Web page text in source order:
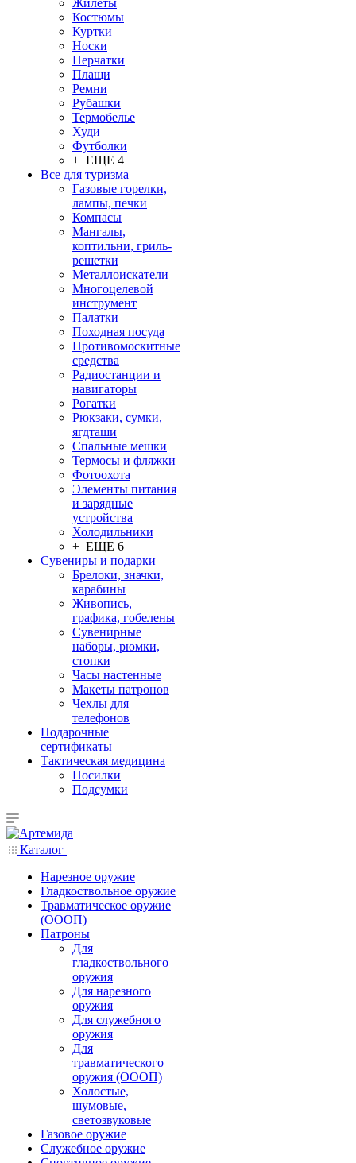
Жилеты
Костюмы
Куртки
Носки
Перчатки
Плащи
Ремни
Рубашки
Термобелье
Худи
Футболки
+ ЕЩЕ 4
Все для туризма
Газовые горелки,
лампы, печки
Компасы
Мангалы,
коптильни, гриль-
решетки
Металлоискатели
Многоцелевой
инструмент
Палатки
Походная посуда
Противомоскитные
средства
Радиостанции и
навигаторы
Рогатки
Рюкзаки, сумки,
ягдташи
Спальные мешки
Термосы и фляжки
Фотоохота
Элементы питания
и зарядные
устройства
Холодильники
+ ЕЩЕ 6
Сувениры и подарки
Брелоки, значки,
карабины
Живопись,
графика, гобелены
Сувенирные
наборы, рюмки,
стопки
Часы настенные
Макеты патронов
Чехлы для
телефонов
Подарочные
сертификаты
Тактическая медицина
Носилки
Подсумки
Каталог
Нарезное оружие
Гладкоствольное оружие
Травматическое оружие
(ОООП)
Патроны
Для
гладкоствольного
оружия
Для нарезного
оружия
Для служебного
оружия
Для
травматического
оружия (ОООП)
Холостые,
шумовые,
светозвуковые
Газовое оружие
Служебное оружие